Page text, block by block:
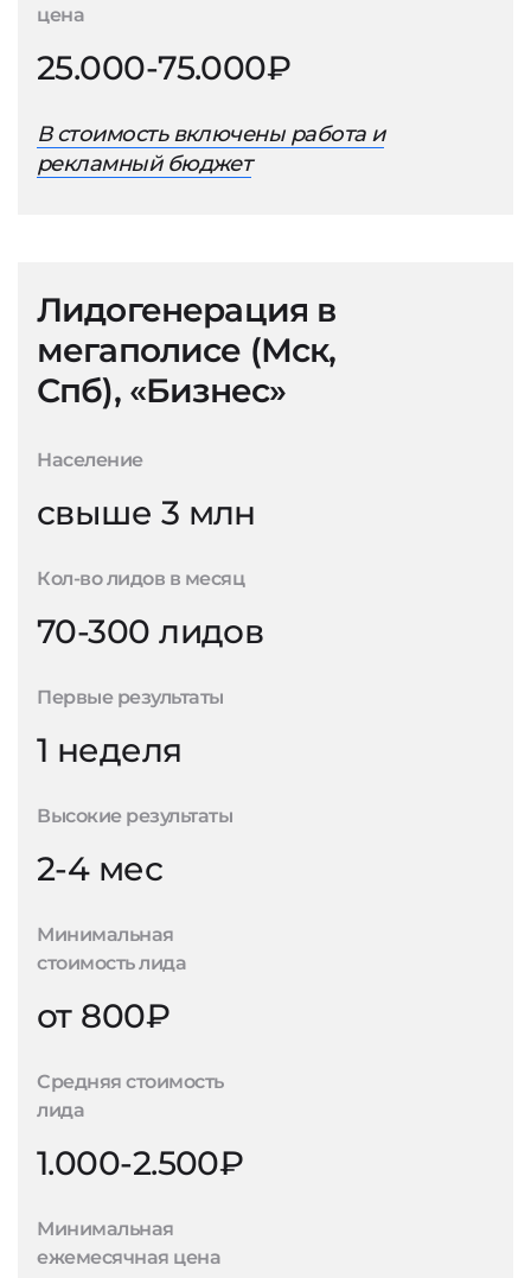
цена
25.000-75.000₽
В стоимость включены работа и
рекламный бюджет
Лидогенерация в
мегаполисе (Мск,
Спб), «Бизнес»
Население
свыше 3 млн
Кол-во лидов в месяц
70-300 лидов
Первые результаты
1 неделя
Высокие результаты
2-4 мес
Минимальная
стоимость лида
от 800₽
Средняя стоимость
лида
1.000-2.500₽
Минимальная
ежемесячная цена